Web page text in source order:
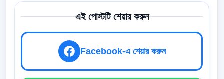
এই পোস্টটি শেয়ার করুন
Facebook-এ শেয়ার করুন